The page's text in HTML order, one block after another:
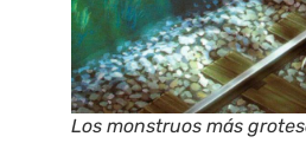
Los monstruos más